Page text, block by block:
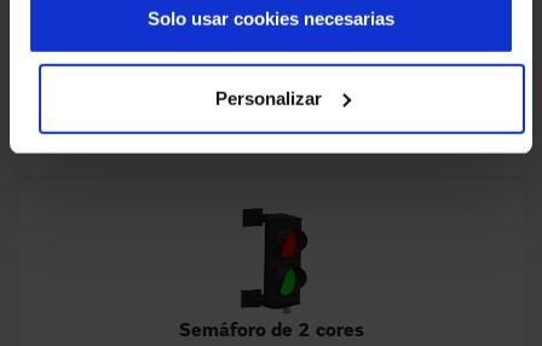
Personalizar
Solo usar cookies necesarias
Semáforo de 2 cores